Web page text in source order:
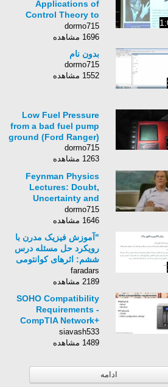
Applications of
Control Theory to
Devices, Networks
and Life Itself
dormo715
1696 مشاهده
بدون نام
dormo715
1552 مشاهده
Low Fuel Pressure
from a bad fuel pump
ground (Ford Ranger)
dormo715
1263 مشاهده
Feynman Physics
Lectures: Doubt,
Uncertainty and
Religion
dormo715
1646 مشاهده
"آموزش فیزیک مدرن با
رویکرد حل مسئله درس
ششم: اثرهای کوانتومی
موجی "
faradars
2189 مشاهده
SOHO Compatibility
Requirements -
CompTIA Network+
N10-005: 2.6
siavash533
1489 مشاهده
ادامه